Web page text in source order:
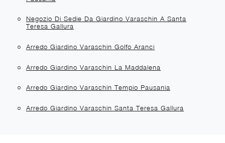
Negozio Di Sedie Da Giardino Varaschin A Santa
Teresa Gallura
Arredo Giardino Varaschin Golfo Aranci
Arredo Giardino Varaschin La Maddalena
Arredo Giardino Varaschin Tempio Pausania
Arredo Giardino Varaschin Santa Teresa Gallura